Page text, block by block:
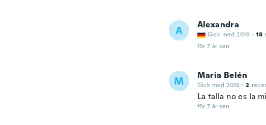
A Alexandra
Gick med 2019 · 18
för 7 år sen
M Maria Belén
Gick med 2016 · 2
La talla no es la
för 7 år sen